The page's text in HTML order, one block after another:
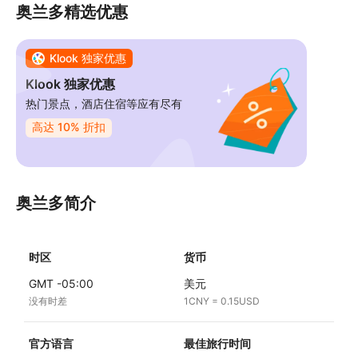
奥兰多精选优惠
Klook 独家优惠
Klook 独家优惠
热门景点，酒店住宿等应有尽有
高达 10% 折扣
奥兰多简介
时区
GMT -05:00
没有时差
货币
美元
1CNY = 0.15USD
官方语言
最佳旅行时间